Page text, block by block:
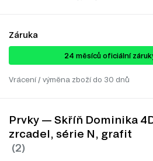
Záruka
24 ​​​​měsíců oficiální
Vrácení / výměna zboží do 30 dnů
Prvky — Skříň Dominika
zrcadel, série N, grafit